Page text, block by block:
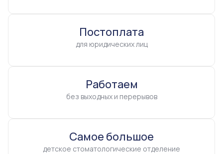
Постоплата
для юридических лиц
Работаем
без выходных и перерывов
Самое большое
детское стоматологические отделение